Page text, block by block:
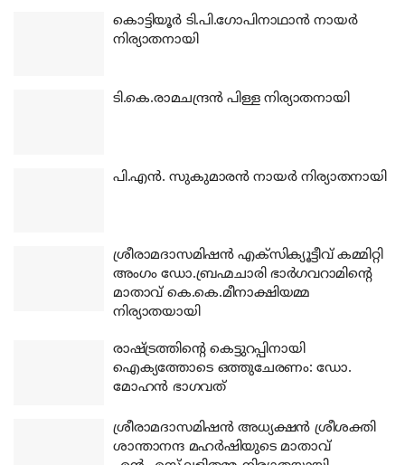
കൊട്ടിയൂര്‍ ടി.പി.ഗോപിനാഥാന്‍ നായര്‍
നിര്യാതനായി
ടി.കെ.രാമചന്ദ്രന്‍ പിള്ള നിര്യാതനായി
പി.എന്‍. സുകുമാരന്‍ നായര്‍ നിര്യാതനായി
ശ്രീരാമദാസമിഷന്‍ എക്‌സിക്യൂട്ടീവ് കമ്മിറ്റി
അംഗം ഡോ.ബ്രഹ്മചാരി ഭാര്‍ഗവറാമിന്റെ
മാതാവ് കെ.കെ.മീനാക്ഷിയമ്മ
നിര്യാതയായി
രാഷ്ട്രത്തിന്റെ കെട്ടുറപ്പിനായി
ഐക്യത്തോടെ ഒത്തുചേരണം: ഡോ.
മോഹന്‍ ഭാഗവത്
ശ്രീരാമദാസമിഷന്‍ അധ്യക്ഷന്‍ ശ്രീശക്തി
ശാന്താനന്ദ മഹര്‍ഷിയുടെ മാതാവ്